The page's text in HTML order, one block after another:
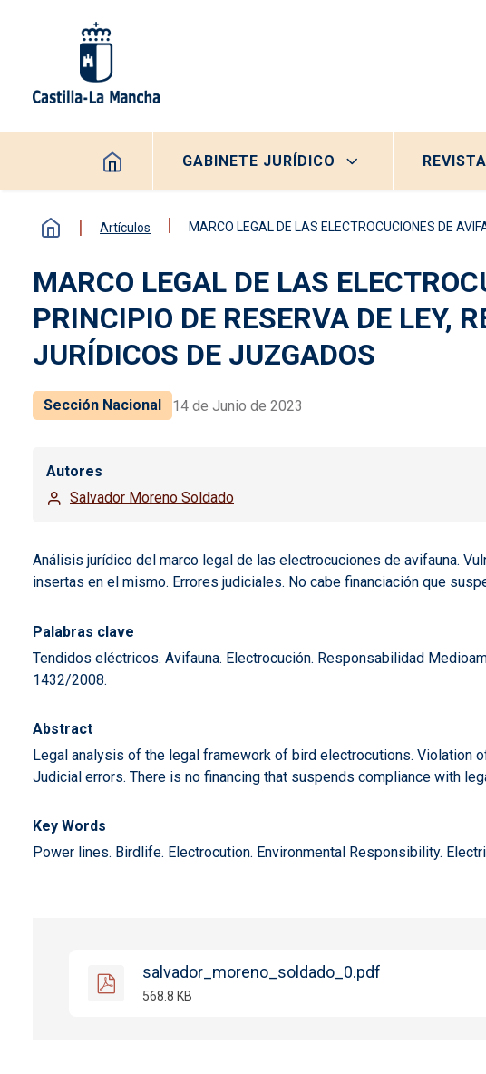
Navegación principal
GABINETE JURÍDICO
Artículos MARCO LEGAL DE LAS ELECTROCUCIONES DE
MARCO LEGAL DE LAS
PRINCIPIO DE RESERVA DE LEY,
JURÍDICOS DE JUZGADOS
Sección Nacional 14 de Junio de 2023
Autores
Salvador Moreno Soldado
Análisis jurídico del marco legal de las electrocuciones de avifauna.
insertas en el mismo. Errores judiciales. No cabe financiación que
Palabras clave
Tendidos eléctricos. Avifauna. Electrocución. Responsabilidad
1432/2008.
Abstract
Legal analysis of the legal framework of bird electrocutions.
Judicial errors. There is no financing that suspends compliance with
Key Words
Power lines. Birdlife. Electrocution. Environmental Responsibility.
salvador_moreno_soldado_0.pdf
568.8 KB